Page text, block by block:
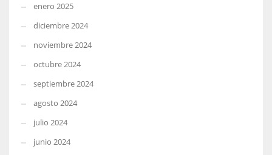
enero 2025
diciembre 2024
noviembre 2024
octubre 2024
septiembre 2024
agosto 2024
julio 2024
junio 2024